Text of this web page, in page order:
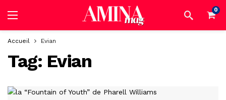
0
Accueil Evian
Tag: Evian